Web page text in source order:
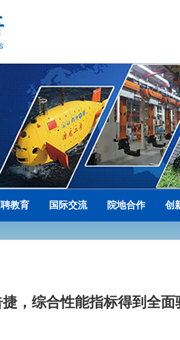
教育 国际交流 院地合作 创
，综合性能指标得到全面